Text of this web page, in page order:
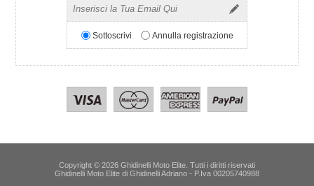
Sottoscrivi Annulla registrazione
Copyright © 2026 Ghidinelli Moto Elite. Tutti i diritti riservati
Ghidinelli Moto Elite di Ghidinelli Adriano - P.Iva 00205740988